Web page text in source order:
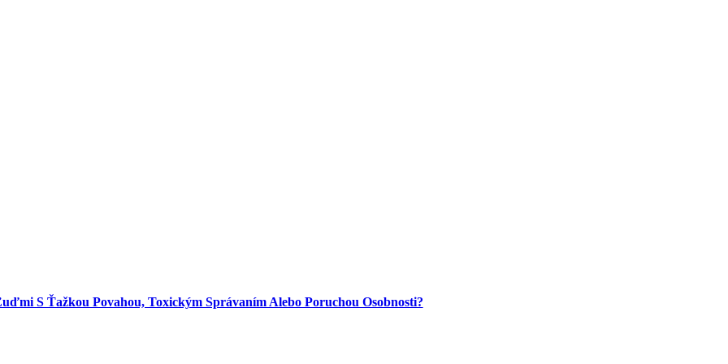
S Ťažkou Povahou, Toxickým Správaním Alebo Poruchou Osobnosti?